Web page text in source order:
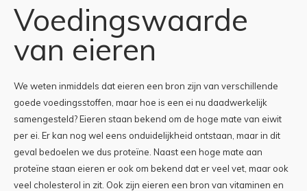
Het ei
In de winkel
Voedingswaarde
Recepten
Salmonella
Voedingswaarde
van eieren
We weten inmiddels dat eieren een bron zijn van verschillende
goede voedingsstoffen, maar hoe is een ei nu daadwerkelijk
samengesteld? Eieren staan bekend om de hoge mate van eiwit
per ei. Er kan nog wel eens onduidelijkheid ontstaan, maar in dit
geval bedoelen we dus proteïne. Naast een hoge mate aan
proteïne staan eieren er ook om bekend dat er veel vet, maar ook
veel cholesterol in zit. Ook zijn eieren een bron van vitaminen en